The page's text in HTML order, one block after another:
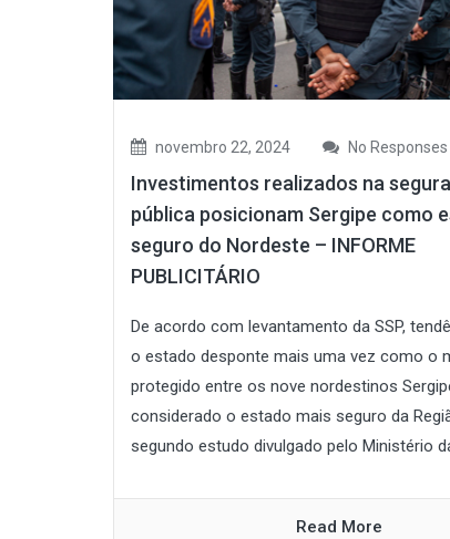
novembro 22, 2024 No Responses
Investimentos realizados na
pública posicionam Sergipe como
seguro do Nordeste – INFORME
PUBLICITÁRIO
De acordo com levantamento da SSP,
o estado desponte mais uma vez como o
protegido entre os nove nordestinos
considerado o estado mais seguro da
segundo estudo divulgado pelo Ministério
Read More